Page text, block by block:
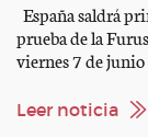
España saldrá
prueba de la
viernes 7 de
salida: España
Leer noticia